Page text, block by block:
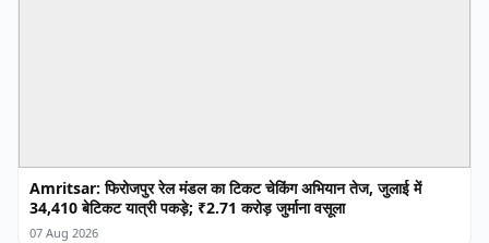
Amritsar: फिरोजपुर रेल मंडल का टिकट चेकिंग अभियान तेज, जुलाई में
34,410 बेटिकट यात्री पकड़े; ₹2.71 करोड़ जुर्माना वसूला
07 Aug 2026